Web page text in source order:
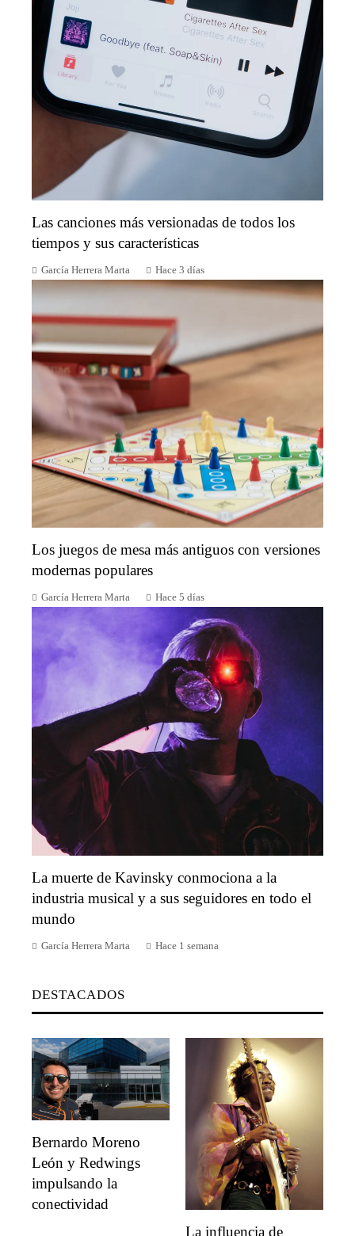
Las canciones más versionadas de todos los
tiempos y sus características
García Herrera Marta Hace 3 días
Los juegos de mesa más antiguos con versiones
modernas populares
García Herrera Marta Hace 5 días
La muerte de Kavinsky conmociona a la
industria musical y a sus seguidores en todo el
mundo
García Herrera Marta Hace 1 semana
DESTACADOS
Bernardo Moreno
León y Redwings
impulsando la
conectividad
La influencia de